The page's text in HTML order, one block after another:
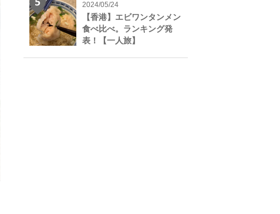
2024/05/24
【香港】エビワンタンメン
食べ比べ。ランキング発
表！【一人旅】